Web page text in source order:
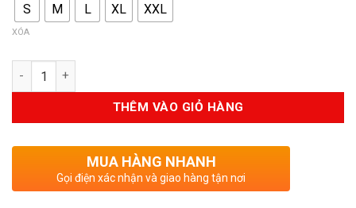
S M L XL XXL
XÓA
Số lượng
THÊM VÀO GIỎ HÀNG
MUA HÀNG NHANH
Gọi điện xác nhận và giao hàng tận nơi